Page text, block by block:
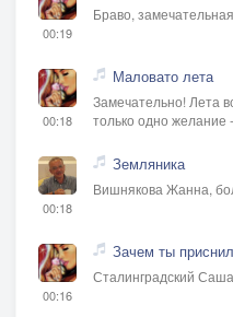
00:19
Браво,
00:18
Маловато лета
Замечательно! Лета
только одно желание
00:18
Земляника
Вишнякова Жанна,
00:16
Зачем ты
Сталинградский